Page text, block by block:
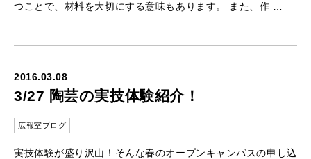
つことで、材料を大切にする意味もあります。 また、作 …
2016.03.08
3/27 陶芸の実技体験紹介！
広報室ブログ
実技体験が盛り沢山！そんな春のオープンキャンパスの申し込